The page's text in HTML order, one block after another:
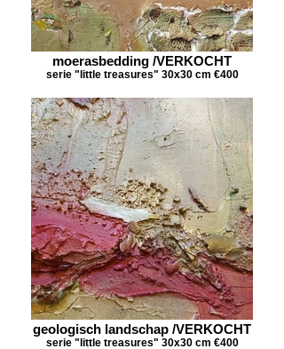
moerasbedding /VERKOCHT
serie "little treasures" 30x30 cm €400
geologisch landschap /VERKOCHT
serie "little treasures" 30x30 cm €400